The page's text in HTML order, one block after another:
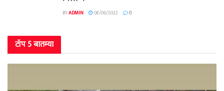
BYADMIN 08/06/2022 0
टॉप 5 बातम्या